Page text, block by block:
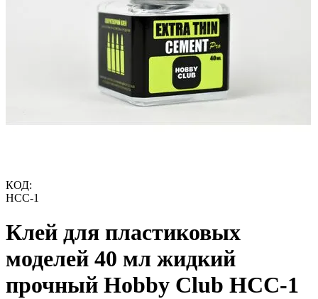
КОД:
HCC-1
Клей для пластиковых
моделей 40 мл жидкий
прочный Hobby Club HCC-1